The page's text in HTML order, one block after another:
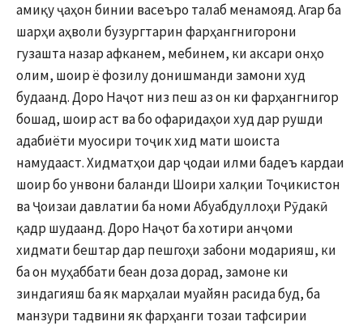
амиқу ҷаҳон бинии васеъро талаб менамояд. Агар ба
шарҳи аҳволи бузургтарин фарҳангнигорони
гузашта назар афканем, мебинем, ки аксари онҳо
олим, шоир ё фозилу донишманди замони худ
будаанд. Доро Наҷот низ пеш аз он ки фарҳангнигор
бошад, шоир аст ва бо офаридаҳои худ дар рушди
адабиёти муосири тоҷик хид мати шоиста
намудааст. Хидматҳои дар ҷодаи илми бадеъ кардаи
шоир бо унвони баланди Шоири халқии Тоҷикистон
ва Ҷоизаи давлатии ба номи Абуабдуллоҳи Рӯдакӣ
қадр шудаанд. Доро Наҷот ба хотири анҷоми
хидмати бештар дар пешгоҳи забони модарияш, ки
ба он муҳаббати беан доза дорад, замоне ки
зиндагияш ба як марҳалаи муайян расида буд, ба
манзури тадвини як фарҳанги тозаи тафсирии